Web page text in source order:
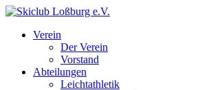
Verein
Der Verein
Vorstand
Abteilungen
Leichtathletik